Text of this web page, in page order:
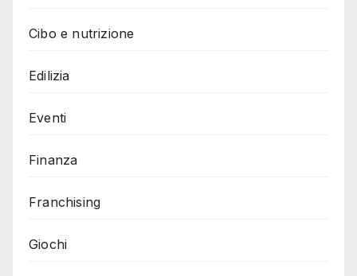
Cibo e nutrizione
Edilizia
Eventi
Finanza
Franchising
Giochi